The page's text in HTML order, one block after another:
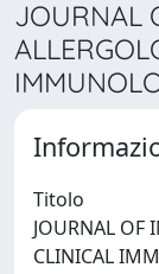
JOURNAL
Titolo
JOURNAL OF